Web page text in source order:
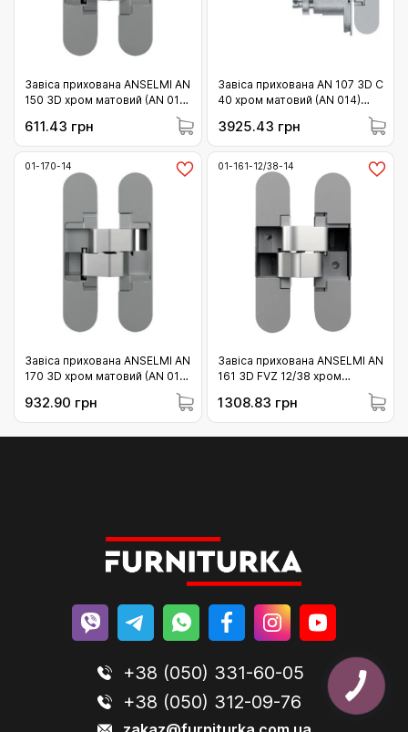
Завіса прихована ANSELMI AN
150 3D хром матовий (AN 014)
611.43 грн
Завіса прихована AN 107 3D C
40 хром матовий (AN 014)
3925.43 грн
01-170-14
Завіса прихована ANSELMI AN
170 3D хром матовий (AN 014)
932.90 грн
01-161-12/38-14
Завіса прихована ANSELMI AN
161 3D FVZ 12/38 хром
161-12/38-14)
1308.83 грн
+38 (050) 331-60-05
+38 (050) 312-09-76